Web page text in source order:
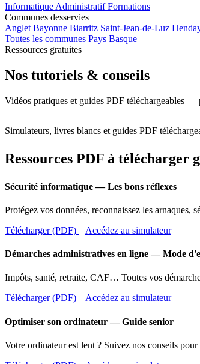
Informatique AdministratifFormations
Communes desservies
Anglet Bayonne Biarritz Saint-Jean-de-Luz
Toutes les communes Pays Basque
Ressources gratuites
Nos tutoriels & conseils
Vidéos pratiques et guides PDF téléchargeables —
Simulateurs, livres blancs et guides PDF
Ressources PDF à télécharger
Sécurité informatique — Les bons réflexes
Protégez vos données, reconnaissez les arnaques,
Télécharger (PDF)
Accédez au simulateur
Démarches administratives en ligne — Mode
Impôts, santé, retraite, CAF… Toutes vos
Télécharger (PDF)
Accédez au simulateur
Optimiser son ordinateur — Guide senior
Votre ordinateur est lent ? Suivez nos conseils